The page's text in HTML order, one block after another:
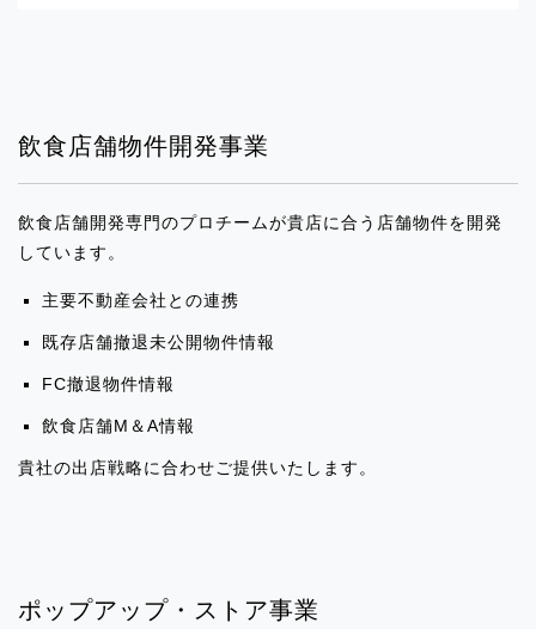
イベント出店のお知らせ「渋谷マークシ
袋ハナサンテラス」
イベント出店のお知らせ「イクスピアリ
レイダーズ・パッセージ入口」
2024.09.27
飲食店舗物件開発事業
飲食店舗開発専門のプロチームが貴店に合う店舗物件を開発
しています。
主要不動産会社との連携
既存店舗撤退未公開物件情報
FC撤退物件情報
飲食店舗M＆A情報
貴社の出店戦略に合わせご提供いたします。
ポップアップ・ストア事業